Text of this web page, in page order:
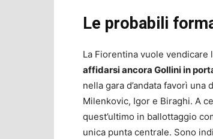
Le probabili
La Fiorentina vuole vendicare
affidarsi ancora Gollini in
nella gara d’andata favorì
Milenkovic, Igor e Biraghi. A
quest’ultimo in ballottaggio
unica punta centrale. Sono